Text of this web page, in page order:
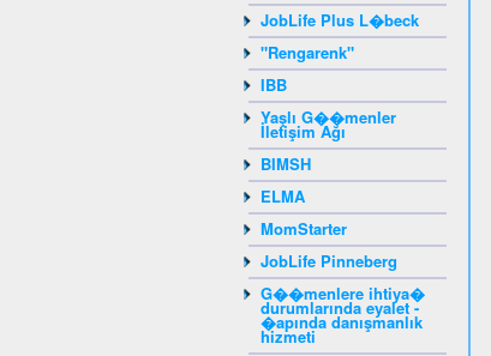
JobLife Plus L�beck
"Rengarenk"
IBB
Yaşlı G��menler
İletişim Ağı
BIMSH
ELMA
MomStarter
JobLife Pinneberg
G��menlere ihtiya�
durumlarında eyalet -
�apında danışmanlık
hizmeti